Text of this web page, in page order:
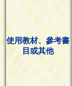
使用教材、參考書
目或其他